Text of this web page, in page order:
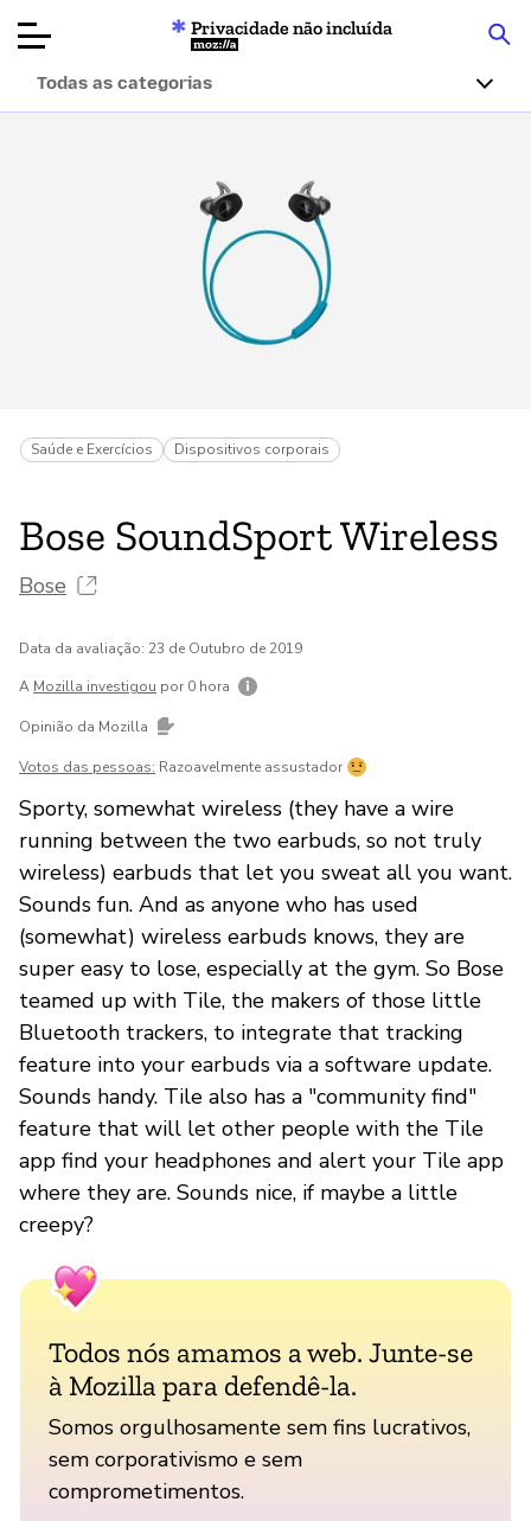
Artigos
Sobre
Doar
Privacidade não incluída
Mozilla
Todas as categorias
Saúde e Exercícios Dispositivos corporais
Bose SoundSport Wireless
Bose
Data da avaliação: 23 de Outubro de 2019
A Mozilla investigou por 0 hora
Opinião da Mozilla
Votos das pessoas: Razoavelmente assustador
Sporty, somewhat wireless (they have a wire
running between the two earbuds, so not truly
wireless) earbuds that let you sweat all you want.
Sounds fun. And as anyone who has used
(somewhat) wireless earbuds knows, they are
super easy to lose, especially at the gym. So Bose
teamed up with Tile, the makers of those little
Bluetooth trackers, to integrate that tracking
feature into your earbuds via a software update.
Sounds handy. Tile also has a "community find"
feature that will let other people with the Tile
app find your headphones and alert your Tile app
where they are. Sounds nice, if maybe a little
creepy?
Todos nós amamos a web. Junte-se
à Mozilla para defendê-la.
Somos orgulhosamente sem fins lucrativos,
sem corporativismo e sem
comprometimentos.